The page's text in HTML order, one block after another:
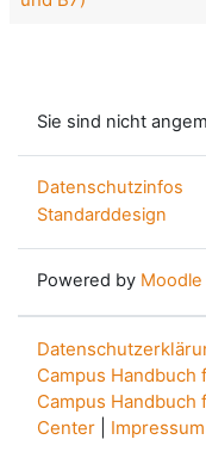
Sie sind nicht
Datenschutzinfos
Standarddesign
Powered by Moodle
Campus Handbuch
Campus
Center
Impressum